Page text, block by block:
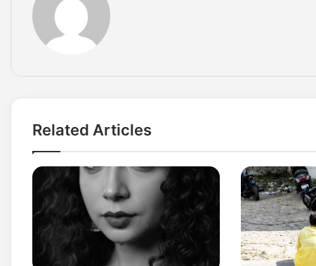
Related Articles